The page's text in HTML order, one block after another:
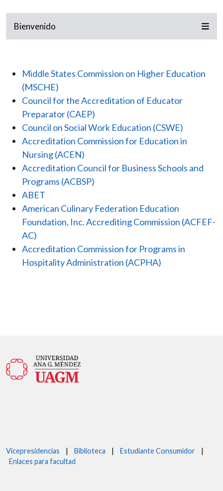
Bienvenido
Middle States Commission on Higher Education
(MSCHE)
Council for the Accreditation of Educator
Preparator (CAEP)
Council on Social Work Education (CSWE)
Accreditation Commission for Education in
Nursing (ACEN)
Accreditation Council for Business Schools and
Programs (ACBSP)
ABET
American Culinary Federation Education
Foundation, Inc. Accrediting Commission (ACFEF-
AC)
Accreditation Commission for Programs in
Hospitality Administration (ACPHA)
Vicepresidencias | Biblioteca | Estudiante Consumidor |
Enlaces para facultad